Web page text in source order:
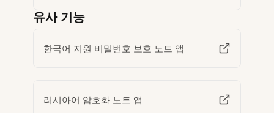
유사 기능
한국어 지원 비밀번호 보호 노트 앱
러시아어 암호화 노트 앱